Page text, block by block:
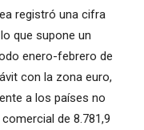
registró una cifra
que supone un
enero-febrero de
con la zona euro,
a los países no
de 8.781,9